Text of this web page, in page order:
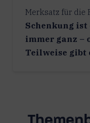
Merksatz für die
Schenkung ist
immer ganz –
Teilweise gibt